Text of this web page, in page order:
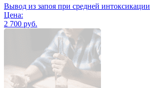
Вывод из запоя при средней интоксикации
Цена:
2 700 руб.